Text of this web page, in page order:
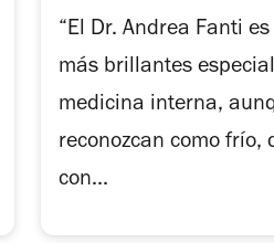
“El Dr. Andrea Fanti
más brillantes
medicina interna,
reconozcan como frío,
con...